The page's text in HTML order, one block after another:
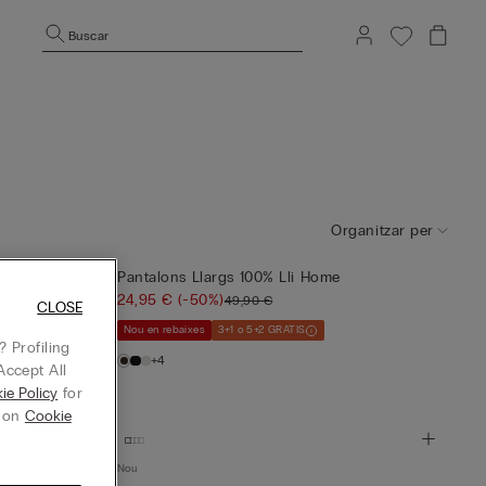
Buscar
Organitzar per
Pantalons Llargs 100% Lli Home
24,95 €(-50%)49,90 €
Nou en rebaixes 3+1 o 5+2 GRATIS
+4
Nou
Profiling
All
Policy for
Cookie
CLOSE